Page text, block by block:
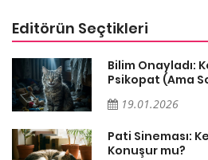
Editörün Seçtikleri
Bilim Onayladı:
Psikopat (Ama
19.01.2026
Pati Sineması:
Konuşur mu?